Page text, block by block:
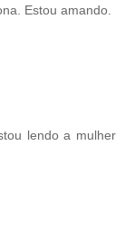
Estou amando.
lendo a mulher